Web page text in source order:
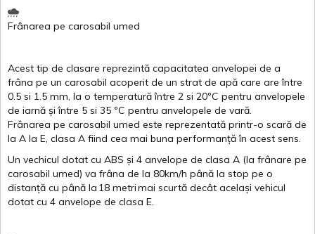
Frânarea pe carosabil umed
Acest tip de clasare reprezintă capacitatea anvelopei de a
frâna pe un carosabil acoperit de un strat de apă care areîntre
0.5 si 1.5 mm, la o temperatură între 2 si 20ºC pentru anvelopele
de iarnă și între 5 si 35 ºC pentru anvelopele de vară.
Frânarea pe carosabil umed este reprezentată printr-o scară de
la A la E, clasa A fiind cea mai buna performanță în acest sens.
Un vechicul dotat cu ABS și 4 anvelope de clasa A (la frânare pe
carosabil umed) va frâna de la 80km/h până la stop pe o
distanță cu până la 18 metrimai scurtă decât același vehicul
dotat cu 4 anvelope de clasa E.